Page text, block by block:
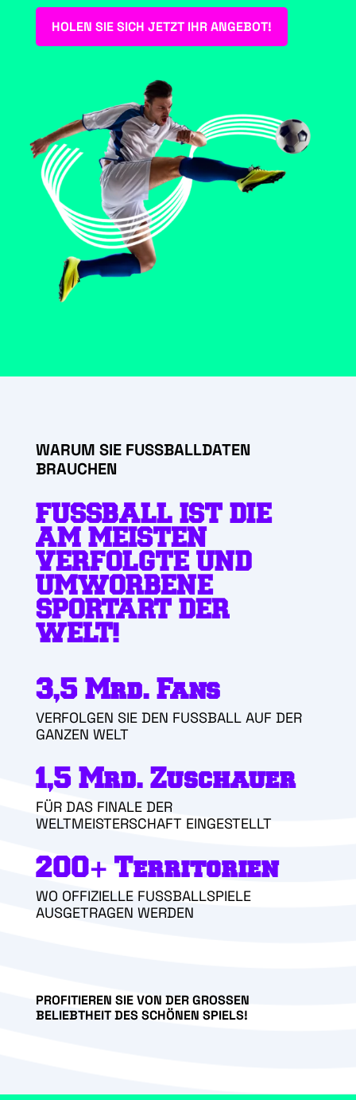
HOLEN SIE SICH JETZT IHR ANGEBOT!
WARUM SIE FUSSBALLDATEN B
RAUCHEN
FUSSBALL IST DIE A
M MEISTEN V
ERFOLGTE UND U
MWORBENE S
PORTART DER W
ELT!
3,5 Mrd. Fans
VERFOLGEN SIE DEN FUSSBALL AUF DER
GANZEN WELT
1,5 Mrd. Zuschauer
FÜR DAS FINALE DER
WELTMEISTERSCHAFT EINGESTELLT
200+ Territorien
WO OFFIZIELLE FUSSBALLSPIELE
AUSGETRAGEN WERDEN
PROFITIEREN SIE VON DER GROSSEN B
ELIEBTHEIT DES SCHÖNEN SPIELS!